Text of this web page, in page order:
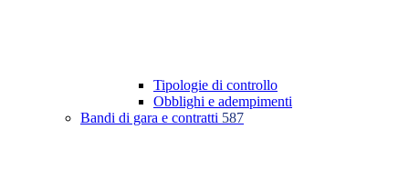
Tipologie di controllo
Obblighi e adempimenti
Bandi di gara e contratti 587